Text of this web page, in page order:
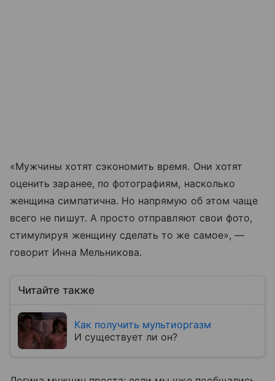
«Мужчины хотят сэкономить время. Они хотят
оценить заранее, по фотографиям, насколько
женщина симпатична. Но напрямую об этом чаще
всего не пишут. А просто отправляют свои фото,
стимулируя женщину сделать то же самое», —
говорит Инна Мельникова.
Читайте также
Как получить мультиоргазм
И существует ли он?